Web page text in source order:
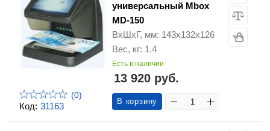
Код: 31163
(0)
универсальный Mbox
MD-150
ВхШхГ, мм: 143х132х126
Вес, кг: 1.4
Есть в наличии
13 920 руб.
В корзину